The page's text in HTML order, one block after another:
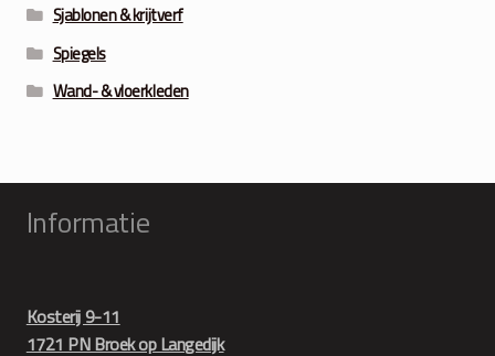
Sjablonen & krijtverf
Spiegels
Wand- & vloerkleden
Informatie
Kosterij 9-11
1721 PN Broek op Langedijk